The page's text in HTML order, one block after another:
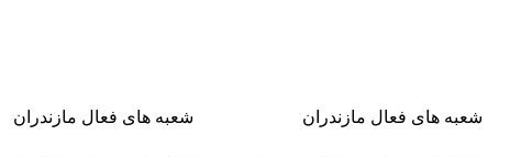
شعبه های فعال مازندران شعبه های فعال مازندران